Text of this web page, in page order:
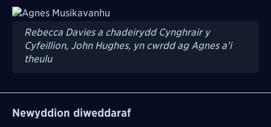
Image
Rebecca Davies a chadeirydd Cynghrair y
Cyfeillion, John Hughes, yn cwrdd ag Agnes a'i
theulu
Newyddion diweddaraf